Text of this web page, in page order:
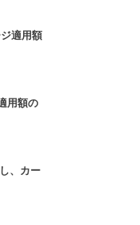
適用額
用額の
、カー